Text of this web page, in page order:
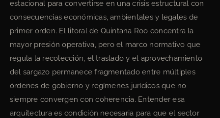
estacional para convertirse en una crisis estructural con
consecuencias económicas, ambientales y legales de
primer orden. El litoral de Quintana Roo concentra la
mayor presión operativa, pero el marco normativo que
regula la recolección, el traslado y el aprovechamiento
del sargazo permanece fragmentado entre múltiples
órdenes de gobierno y regímenes jurídicos que no
siempre convergen con coherencia. Entender esa
arquitectura es condición necesaria para que el sector